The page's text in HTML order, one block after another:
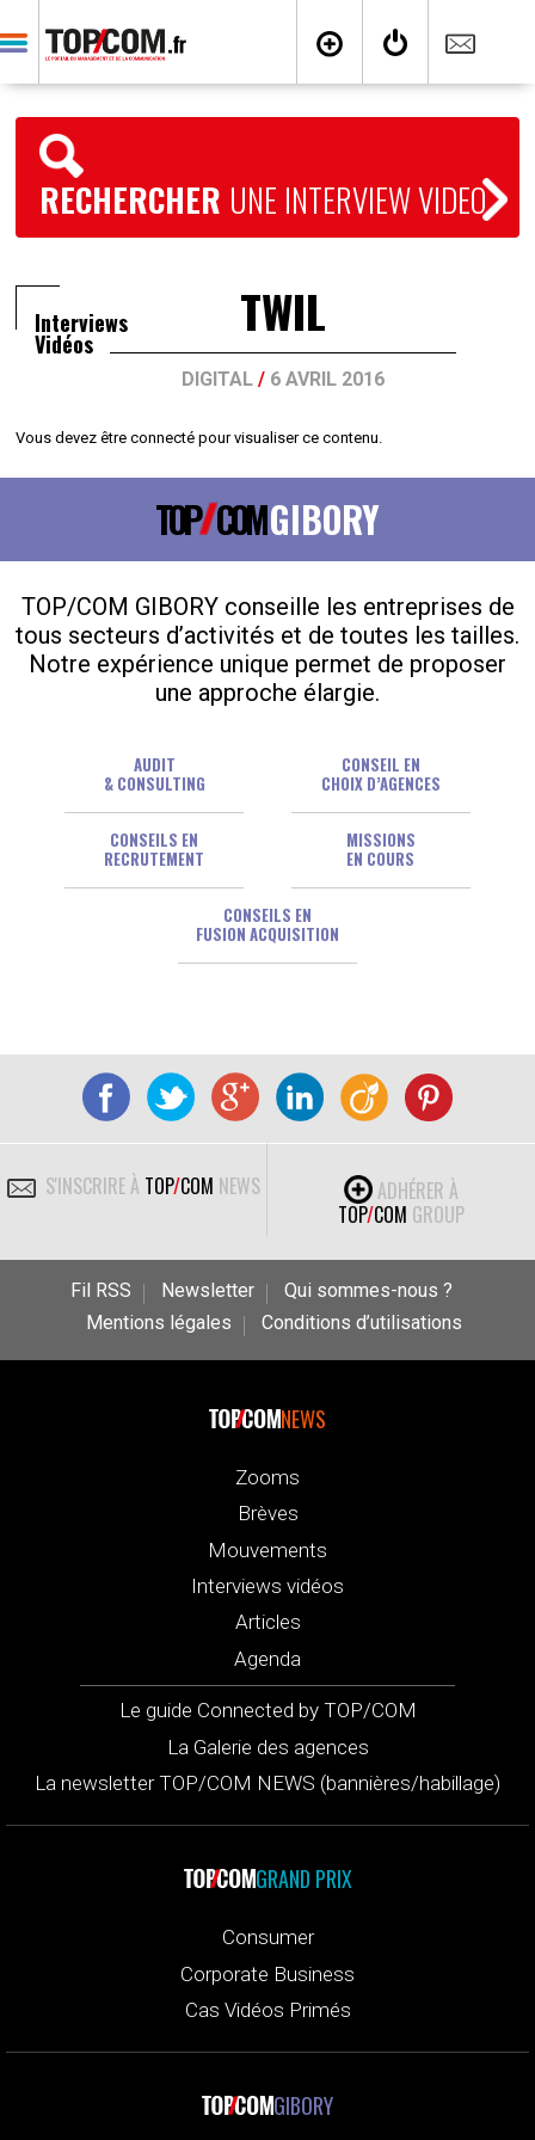
RECHERCHER UNE INTERVIEW VIDEO
Interviews
Vidéos TWIL
DIGITAL/ 6 AVRIL 2016
Vous devez être connecté pour visualiser ce contenu.
TOP COMGIBORY
TOP/COM GIBORY conseille les entreprises de
tous secteurs d’activités et de toutes les tailles.
Notre expérience unique permet de proposer
une approche élargie.
AUDIT
& CONSULTING
CONSEIL EN
CHOIX D’AGENCES
CONSEILS EN
RECRUTEMENT
MISSIONS
EN COURS
CONSEILS EN
FUSION ACQUISITION
S'INSCRIRE À TOP/COM NEWS
ADHÉRER À
TOP/COM GROUP
Fil RSS Newsletter
Qui sommes-nous ?
Mentions légales
Conditions d’utilisations
NEWS
Zooms
Brèves
Mouvements
Interviews vidéos
Articles
Agenda
Le guide Connected by TOP/COM
La Galerie des agences
La newsletter TOP/COM NEWS (bannières/habillage)
GRAND PRIX
Consumer
Corporate Business
Cas Vidéos Primés
GIBORY